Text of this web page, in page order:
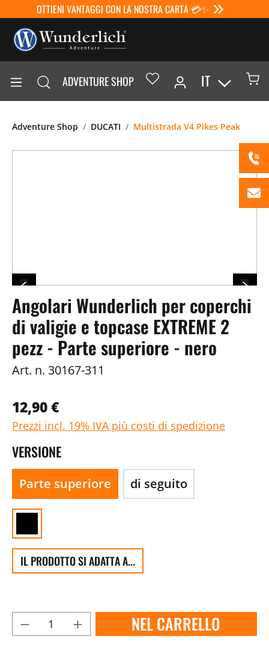
OTTIENI VANTAGGI CON LA NOSTRA CARTA 💳✨
ADVENTURE SHOP IT
Adventure Shop DUCATI Multistrada V4 Pikes Peak
Angolari Wunderlich per coperchi
di valigie e topcase EXTREME 2
pezz - Parte superiore - nero
Art. n. 30167-311
12,90 €
Prezzi incl. 19% IVA più costi di spedizione
VERSIONE
Parte superiore di seguito
IL PRODOTTO SI ADATTA A...
NEL CARRELLO